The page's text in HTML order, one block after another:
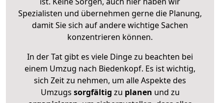
Spezialisten und übernehmen gerne die Planung,
damit Sie sich auf andere wichtige Sachen
konzentrieren können.
In der Tat gibt es viele Dinge zu beachten bei
einem Umzug nach Biedenkopf. Es ist wichtig,
sich Zeit zu nehmen, um alle Aspekte des
Umzugs sorgfältig zu planen und zu